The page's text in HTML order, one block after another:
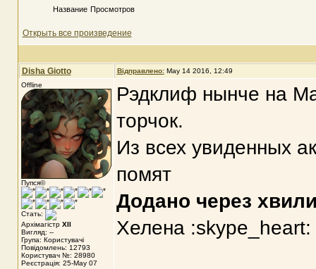
Название Просмотров
Открыть все произведение
Disha Giotto Відправлено: May 14 2016, 12:49
Offline
Пупся©
Стать:
Архімагістр XII
Вигляд: --
Група: Користувачі
Повідомлень: 12793
Користувач №: 28980
Реєстрація: 25-May 07
Рэдклиф нынче на
торчок.
Из всех увиденных
помят
Додано через
Хелена :skype_heart: